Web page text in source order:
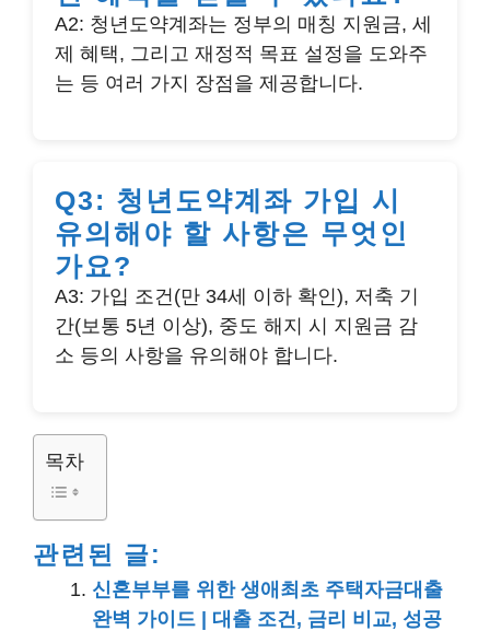
A2: 청년도약계좌는 정부의 매칭 지원금, 세
제 혜택, 그리고 재정적 목표 설정을 도와주
는 등 여러 가지 장점을 제공합니다.
Q3: 청년도약계좌 가입 시
유의해야 할 사항은 무엇인
가요?
A3: 가입 조건(만 34세 이하 확인), 저축 기
간(보통 5년 이상), 중도 해지 시 지원금 감
소 등의 사항을 유의해야 합니다.
목차
관련된 글:
신혼부부를 위한 생애최초 주택자금대출
완벽 가이드 | 대출 조건, 금리 비교, 성공